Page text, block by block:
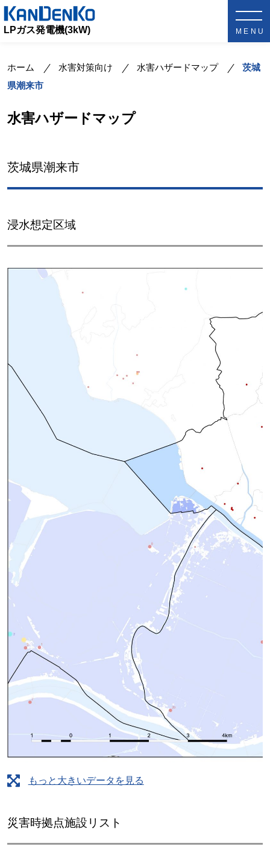
LPガス発電機(3kW)
ホーム 水害対策向け 水害ハザードマップ
茨城
県潮来市
水害ハザードマップ
茨城県潮来市
浸水想定区域
もっと大きいデータを見る
災害時拠点施設リスト